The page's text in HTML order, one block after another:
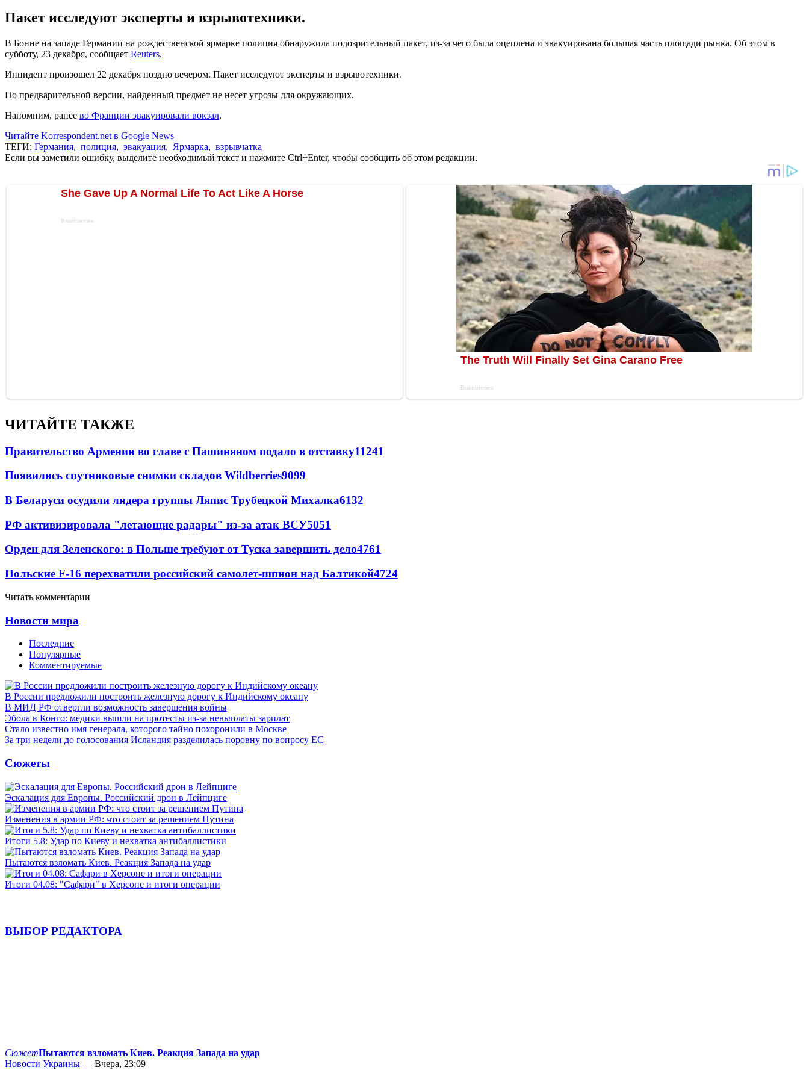
Пакет исследуют эксперты и взрывотехники.
В Бонне на западе Германии на рождественской ярмарке полиция обнаружила подозрительный пакет, из-за чего была оцеплена и эвакуирована большая часть площади рынка. Об этом в
субботу, 23 декабря, сообщает Reuters.
Инцидент произошел 22 декабря поздно вечером. Пакет исследуют эксперты и взрывотехники.
По предварительной версии, найденный предмет не несет угрозы для окружающих.
Напомним, ранее во Франции эвакуировали вокзал.
Читайте Korrespondent.net в Google News
ТЕГИ: Германия, полиция, эвакуация, Ярмарка, взрывчатка
Если вы заметили ошибку, выделите необходимый текст и нажмите Ctrl+Enter, чтобы сообщить об этом редакции.
ЧИТАЙТЕ ТАКЖЕ
Правительство Армении во главе с Пашиняном подало в отставку11241
Появились спутниковые снимки складов Wildberries9099
В Беларуси осудили лидера группы Ляпис Трубецкой Михалка6132
РФ активизировала "летающие радары" из-за атак ВСУ5051
Орден для Зеленского: в Польше требуют от Туска завершить дело4761
Польские F-16 перехватили российский самолет-шпион над Балтикой4724
Читать комментарии
Новости мира
Последние
Популярные
Комментируемые
В России предложили построить железную дорогу к Индийскому океану
В МИД РФ отвергли возможность завершения войны
Эбола в Конго: медики вышли на протесты из-за невыплаты зарплат
Стало известно имя генерала, которого тайно похоронили в Москве
За три недели до голосования Исландия разделилась поровну по вопросу ЕС
Сюжеты
Эскалация для Европы. Российский дрон в Лейпциге
Изменения в армии РФ: что стоит за решением Путина
Итоги 5.8: Удар по Киеву и нехватка антибаллистики
Пытаются взломать Киев. Реакция Запада на удар
Итоги 04.08: "Сафари" в Херсоне и итоги операции
ВЫБОР РЕДАКТОРА
СюжетПытаются взломать Киев. Реакция Запада на удар
Новости Украины — Вчера, 23:09